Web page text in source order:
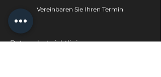
Vereinbaren Sie Ihren Termin
Datenschutzrichtlinie